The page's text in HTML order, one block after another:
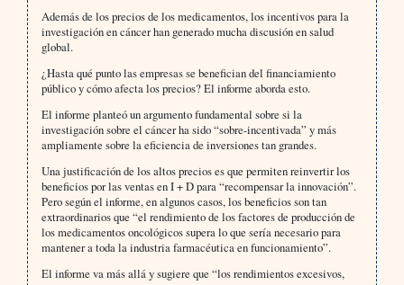
Además de los precios de los medicamentos, los incentivos para la
investigación en cáncer han generado mucha discusión en salud
global.
¿Hasta qué punto las empresas se benefician del financiamiento
público y cómo afecta los precios? El informe aborda esto.
El informe planteó un argumento fundamental sobre si la
investigación sobre el cáncer ha sido “sobre-incentivada” y más
ampliamente sobre la eficiencia de inversiones tan grandes.
Una justificación de los altos precios es que permiten reinvertir los
beneficios por las ventas en I + D para “recompensar la innovación”.
Pero según el informe, en algunos casos, los beneficios son tan
extraordinarios que “el rendimiento de los factores de producción de
los medicamentos oncológicos supera lo que sería necesario para
mantener a toda la industria farmacéutica en funcionamiento”.
El informe va más allá y sugiere que “los rendimientos excesivos,